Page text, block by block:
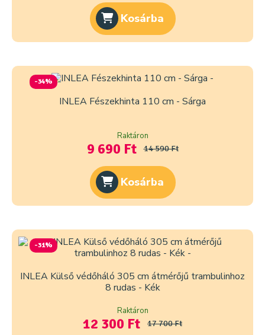
Kosárba
-34%
INLEA Fészekhinta 110 cm - Sárga
Raktáron
9 690 Ft 14 590 Ft
Kosárba
-31%
INLEA Külső védőháló 305 cm átmérőjű trambulinhoz
8 rudas - Kék
Raktáron
12 300 Ft 17 700 Ft